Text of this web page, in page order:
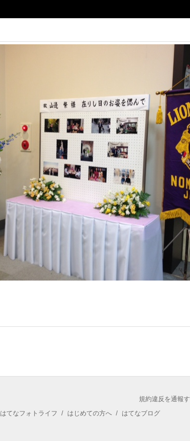
規約違反を通報
はてなフォトライフ / はじめての方へ / はてなブログ